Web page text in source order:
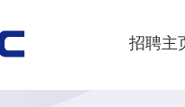
招聘主